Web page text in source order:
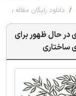
دانلود رایگان مقاله
در حال ظهور برای
ساختاری